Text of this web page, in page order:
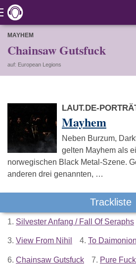
MAYHEM
Chainsaw Gutsfuck
auf: European Legions
LAUT.DE-
Mayhem
Neben Burzum,
gelten Mayhem als
norwegischen Black Metal-Szene.
anderen drei genannten, …
Trackliste
1. Silvester Anfang / Fall Of Seraphs
3. View From Nihil 4. To Daimonion
6. Chainsaw Gutsfuck 7. Pure